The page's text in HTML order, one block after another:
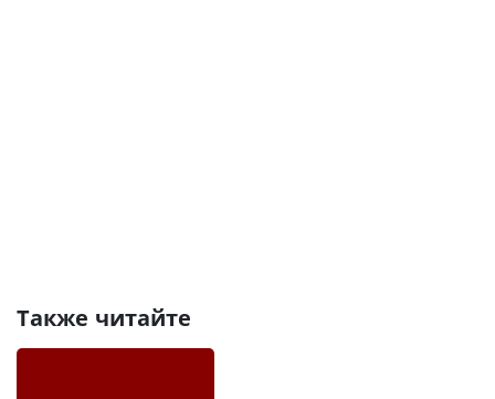
Также читайте